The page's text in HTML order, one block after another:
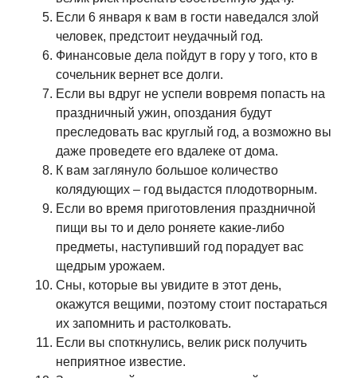
Если 6 января к вам в гости наведался злой
человек, предстоит неудачный год.
Финансовые дела пойдут в гору у того, кто в
сочельник вернет все долги.
Если вы вдруг не успели вовремя попасть на
праздничный ужин, опоздания будут
преследовать вас круглый год, а возможно вы
даже проведете его вдалеке от дома.
К вам заглянуло большое количество
колядующих – год выдастся плодотворным.
Если во время приготовления праздничной
пищи вы то и дело роняете какие-либо
предметы, наступивший год порадует вас
щедрым урожаем.
Сны, которые вы увидите в этот день,
окажутся вещими, поэтому стоит постараться
их запомнить и растолковать.
Если вы споткнулись, велик риск получить
неприятное известие.